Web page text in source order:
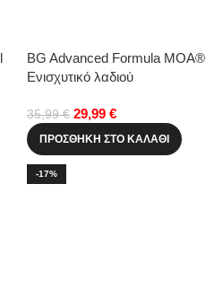
BG Advanced Formula MOA®
Ενισχυτικό λαδιού
35,99€ 29,99 €
ΠΡΟΣΘΉΚΗ ΣΤΟ ΚΑΛΆΘΙ
-17%